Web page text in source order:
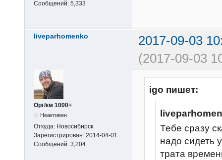
Сообщений: 5,333
liveparhomenko
2017-09-03
(2017-09-03
Орг/км 1000+
Неактивен
Откуда: Новосибирск
Зарегистрирован: 2014-04-01
Сообщений: 3,204
igo пишет:
Тебе сразу
надо сидеть
трата